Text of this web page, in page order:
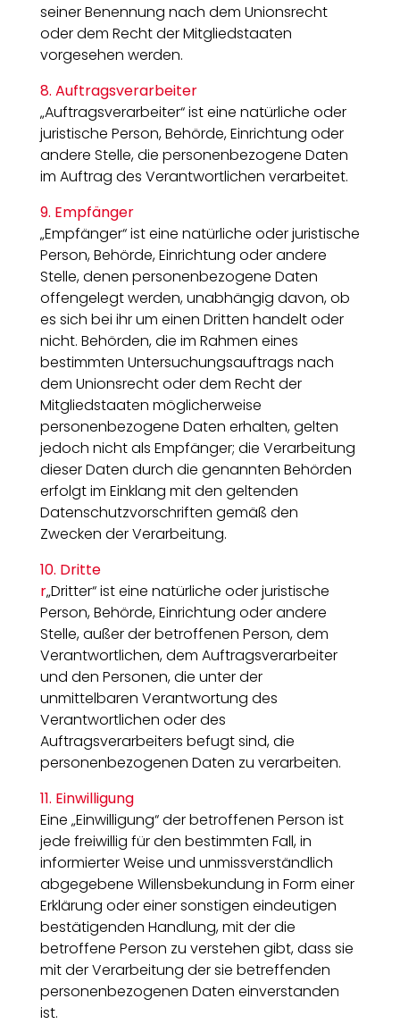
seiner Benennung nach dem Unionsrecht
oder dem Recht der Mitgliedstaaten
vorgesehen werden.
8. Auftragsverarbeiter
„Auftragsverarbeiter“ ist eine natürliche oder
juristische Person, Behörde, Einrichtung oder
andere Stelle, die personenbezogene Daten
im Auftrag des Verantwortlichen verarbeitet.
9. Empfänger
„Empfänger“ ist eine natürliche oder juristische
Person, Behörde, Einrichtung oder andere
Stelle, denen personenbezogene Daten
offengelegt werden, unabhängig davon, ob
es sich bei ihr um einen Dritten handelt oder
nicht. Behörden, die im Rahmen eines
bestimmten Untersuchungsauftrags nach
dem Unionsrecht oder dem Recht der
Mitgliedstaaten möglicherweise
personenbezogene Daten erhalten, gelten
jedoch nicht als Empfänger; die Verarbeitung
dieser Daten durch die genannten Behörden
erfolgt im Einklang mit den geltenden
Datenschutzvorschriften gemäß den
Zwecken der Verarbeitung.
10. Dritte
r„Dritter“ ist eine natürliche oder juristische
Person, Behörde, Einrichtung oder andere
Stelle, außer der betroffenen Person, dem
Verantwortlichen, dem Auftragsverarbeiter
und den Personen, die unter der
unmittelbaren Verantwortung des
Verantwortlichen oder des
Auftragsverarbeiters befugt sind, die
personenbezogenen Daten zu verarbeiten.
11. Einwilligung
Eine „Einwilligung“ der betroffenen Person ist
jede freiwillig für den bestimmten Fall, in
informierter Weise und unmissverständlich
abgegebene Willensbekundung in Form einer
Erklärung oder einer sonstigen eindeutigen
bestätigenden Handlung, mit der die
betroffene Person zu verstehen gibt, dass sie
mit der Verarbeitung der sie betreffenden
personenbezogenen Daten einverstanden
ist.